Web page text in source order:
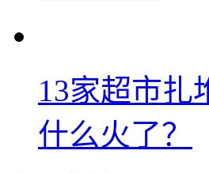
13家超市扎
什么火了？